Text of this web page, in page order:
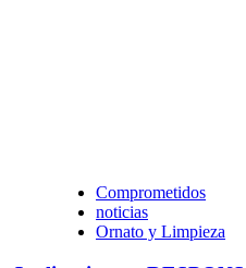
Comprometidos
noticias
Ornato y Limpieza